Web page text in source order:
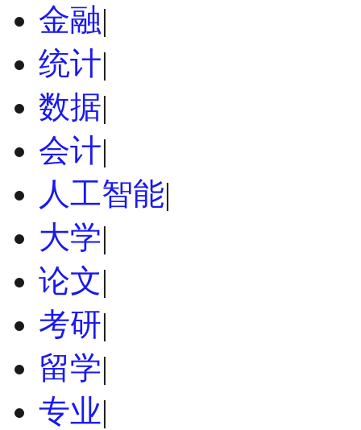
金融|
统计|
数据|
会计|
人工智能|
大学|
论文|
考研|
留学|
专业|